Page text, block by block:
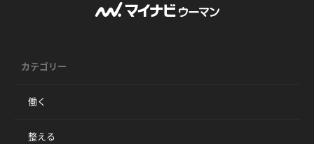
カテゴリー
働く
整える